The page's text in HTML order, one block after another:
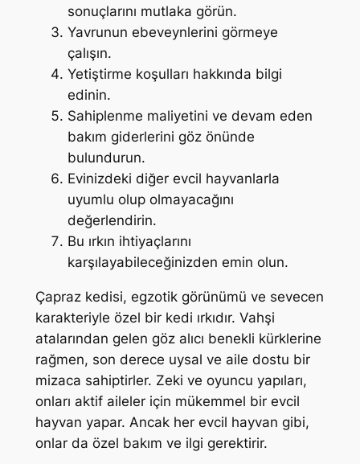
sonuçlarını mutlaka görün.
Yavrunun ebeveynlerini görmeye
çalışın.
Yetiştirme koşulları hakkında bilgi
edinin.
Sahiplenme maliyetini ve devam eden
bakım giderlerini göz önünde
bulundurun.
Evinizdeki diğer evcil hayvanlarla
uyumlu olup olmayacağını
değerlendirin.
Bu ırkın ihtiyaçlarını
karşılayabileceğinizden emin olun.
Çapraz kedisi, egzotik görünümü ve sevecen
karakteriyle özel bir kedi ırkıdır. Vahşi
atalarından gelen göz alıcı benekli kürklerine
rağmen, son derece uysal ve aile dostu bir
mizaca sahiptirler. Zeki ve oyuncu yapıları,
onları aktif aileler için mükemmel bir evcil
hayvan yapar. Ancak her evcil hayvan gibi,
onlar da özel bakım ve ilgi gerektirir.